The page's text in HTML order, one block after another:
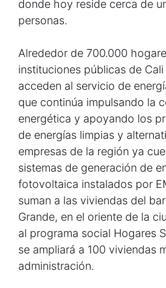
donde hoy reside cerca de
personas.
Alrededor de 700.000
instituciones públicas de
acceden al servicio de
que continúa impulsando la
energética y apoyando los
de energías limpias y
empresas de la región ya
sistemas de generación de
fotovoltaica instalados por
suman a las viviendas del
Grande, en el oriente de la
al programa social Hogares
se ampliará a 100 viviendas
administración.